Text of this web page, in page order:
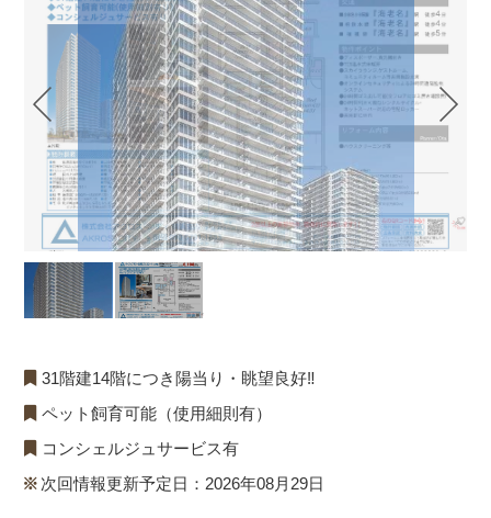
31階建14階につき陽当り・眺望良好‼
ペット飼育可能（使用細則有）
コンシェルジュサービス有
次回情報更新予定日：2026年08月29日